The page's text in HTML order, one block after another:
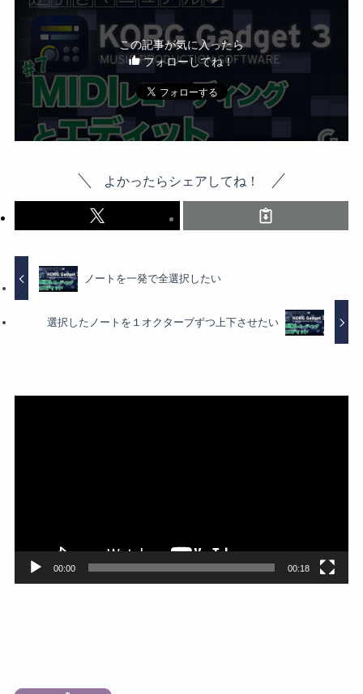
この記事が気に入ったら
フォローしてね！
よかったらシェアしてね！
ノートを一発で全選択したい
選択したノートを１オクターブずつ上下させたい
00:00 00:18